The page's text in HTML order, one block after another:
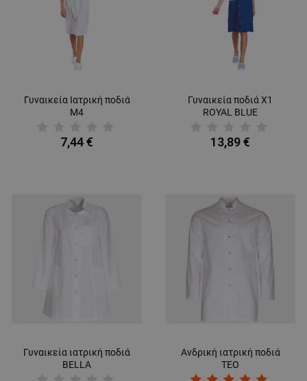
Γυναικεία Ιατρική ποδιά
M4
7,44 €
Γυναικεία ποδιά X1
ROYAL BLUE
13,89 €
Γυναικεία ιατρική ποδιά
BELLA
Ανδρική ιατρική ποδιά
TEO